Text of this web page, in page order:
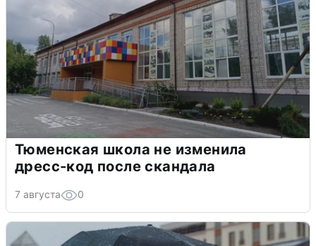
Тюменская школа не изменила
дресс-код после скандала
7 августа 0